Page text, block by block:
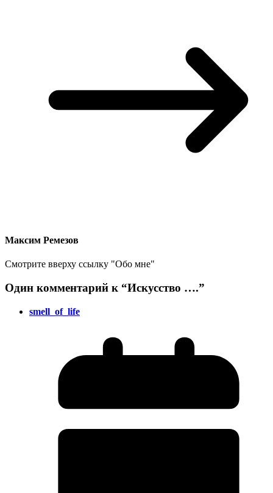
Максим Ремезов
Смотрите вверху ссылку "Обо мне"
Один комментарий к “Искусство ….”
smell_of_life